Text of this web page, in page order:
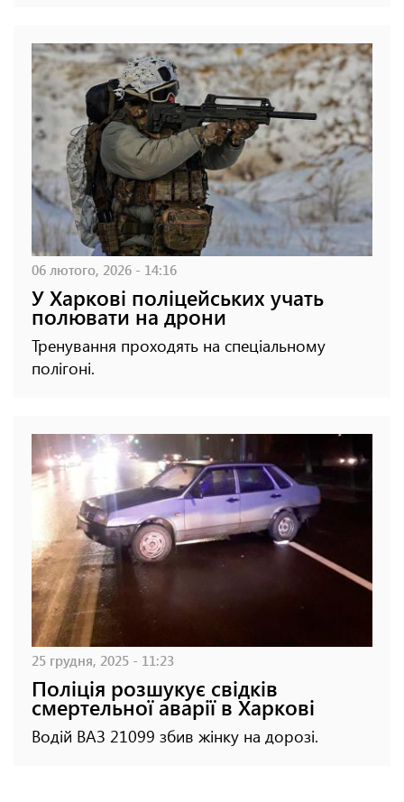
06 лютого, 2026 - 14:16
У Харкові поліцейських учать
полювати на дрони
Тренування проходять на спеціальному
полігоні.
25 грудня, 2025 - 11:23
Поліція розшукує свідків
смертельної аварії в Харкові
Водій ВАЗ 21099 збив жінку на дорозі.